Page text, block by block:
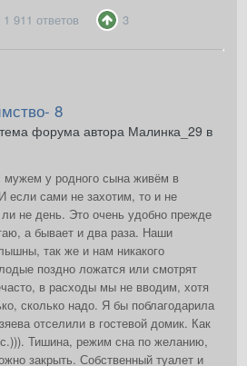
1 911 ответов 3
8
форума автора Малинка_29 в
у родного сына живём в
если сами не захотим, то и не
не день. Это очень удобно прежде
а бывает и два раза. Наши
так же и нам никакого
поздно ложатся или смотрят
в расходы мы не вводим, хотя
сколько надо. Я бы поблагодарила
отселили в гостевой домик. Как
Тишина, режим сна по желанию,
закрыть. Собственный туалет и